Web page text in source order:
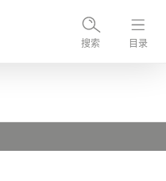
搜索 目录